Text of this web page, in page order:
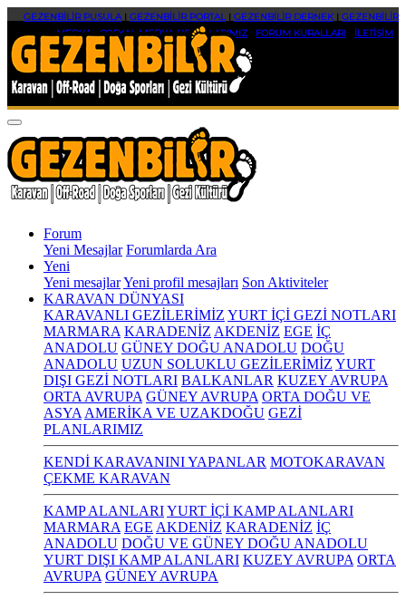
GEZENBİLİR PUSULA| GEZENBİLİR PORTAL| GEZENBİLİR DERNEK| GEZENBİLİR
MEDYA|SOSYAL MEDYA HESAPLARIMIZ FORUM KURALLARI İLETİŞİM
Forum
Yeni Mesajlar Forumlarda Ara
Yeni
Yeni mesajlarYeni profil mesajları Son Aktiviteler
KARAVAN DÜNYASI
KARAVANLI GEZİLERİMİZ YURT İÇİ GEZİ NOTLARI
MARMARA KARADENİZ AKDENİZ EGE İÇ
ANADOLU GÜNEY DOĞU ANADOLU DOĞU
ANADOLU UZUN SOLUKLU GEZİLERİMİZ YURT
DIŞI GEZİ NOTLARI BALKANLAR KUZEY AVRUPA
ORTA AVRUPA GÜNEY AVRUPA ORTA DOĞU VE
ASYA AMERİKA VE UZAKDOĞU GEZİ
PLANLARIMIZ
KENDİ KARAVANINI YAPANLAR MOTOKARAVAN
ÇEKME KARAVAN
KAMP ALANLARIYURT İÇİ KAMP ALANLARI
MARMARA EGE AKDENİZ KARADENİZ İÇ
ANADOLU DOĞU VE GÜNEY DOĞU ANADOLU
YURT DIŞI KAMP ALANLARI KUZEY AVRUPA ORTA
AVRUPA GÜNEY AVRUPA